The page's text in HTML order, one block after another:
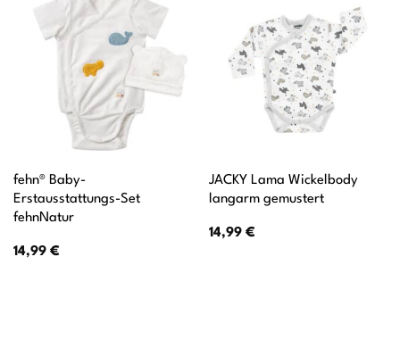
fehn® Baby-
Erstausstattungs-Set
fehnNatur
14,99 €
JACKY Lama Wickelbody
langarm gemustert
14,99 €